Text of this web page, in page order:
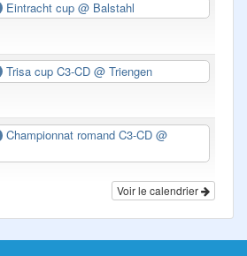
Eintracht cup@ Balstahl
Trisa cup C3-CD@ Triengen
Championnat romand C3-CD@
Voir le calendrier